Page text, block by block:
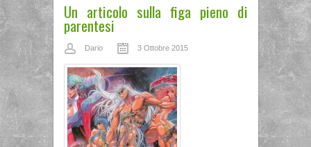
Un articolo sulla figa pieno di
parentesi
Dario 3 Ottobre 2015